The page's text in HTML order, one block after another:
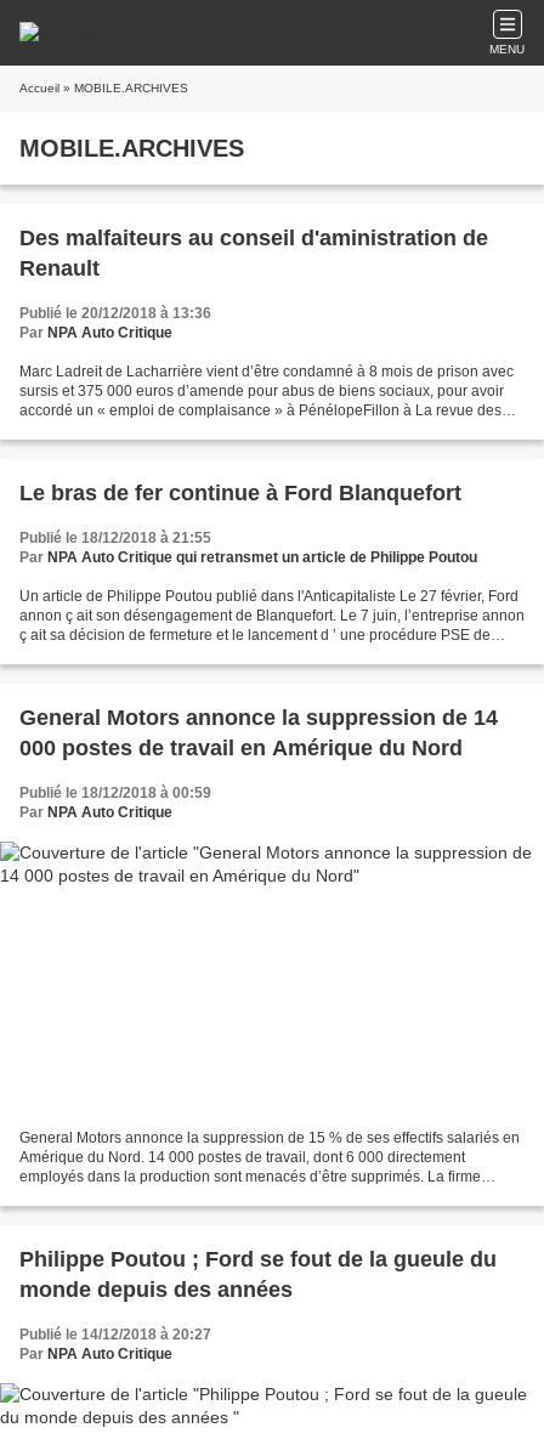
MENU
Accueil » MOBILE.ARCHIVES
MOBILE.ARCHIVES
Des malfaiteurs au conseil d'aministration de
Renault
Publié le 20/12/2018 à 13:36
Par NPA Auto Critique
Marc Ladreit de Lacharrière vient d’être condamné à 8 mois de prison avec
sursis et 375 000 euros d’amende pour abus de biens sociaux, pour avoir
accordé un « emploi de complaisance » à PénélopeFillon à La revue des
Le bras de fer continue à Ford Blanquefort
Publié le 18/12/2018 à 21:55
Par NPA Auto Critique qui retransmet un article de Philippe Poutou
Un article de Philippe Poutou publié dans l'Anticapitaliste Le 27 février, Ford
annon ç ait son désengagement de Blanquefort. Le 7 juin, l’entreprise annon
ç ait sa décision de fermeture et le lancement d ’ une procédure PSE de
General Motors annonce la suppression de 14
000 postes de travail en Amérique du Nord
Publié le 18/12/2018 à 00:59
Par NPA Auto Critique
General Motors annonce la suppression de 15 % de ses effectifs salariés en
Amérique du Nord. 14 000 postes de travail, dont 6 000 directement
employés dans la production sont menacés d’être supprimés. La firme
Philippe Poutou ; Ford se fout de la gueule du
monde depuis des années
Publié le 14/12/2018 à 20:27
Par NPA Auto Critique